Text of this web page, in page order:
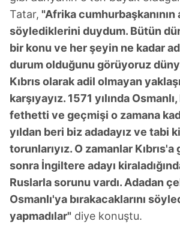
Tatar, "Afrika cumhurbaşkanının
söylediklerini duydum. Bütün
bir konu ve her şeyin ne kadar
durum olduğunu görüyoruz
Kıbrıs olarak adil olmayan
karşıyayız. 1571 yılında Osmanlı,
fethetti ve geçmişi o zamana
yıldan beri biz adadayız ve tabi
torunlarıyız. O zamanlar
sonra İngiltere adayı
Ruslarla sorunu vardı. Adadan
Osmanlı'ya bırakacaklarını
yapmadılar" diye konuştu.